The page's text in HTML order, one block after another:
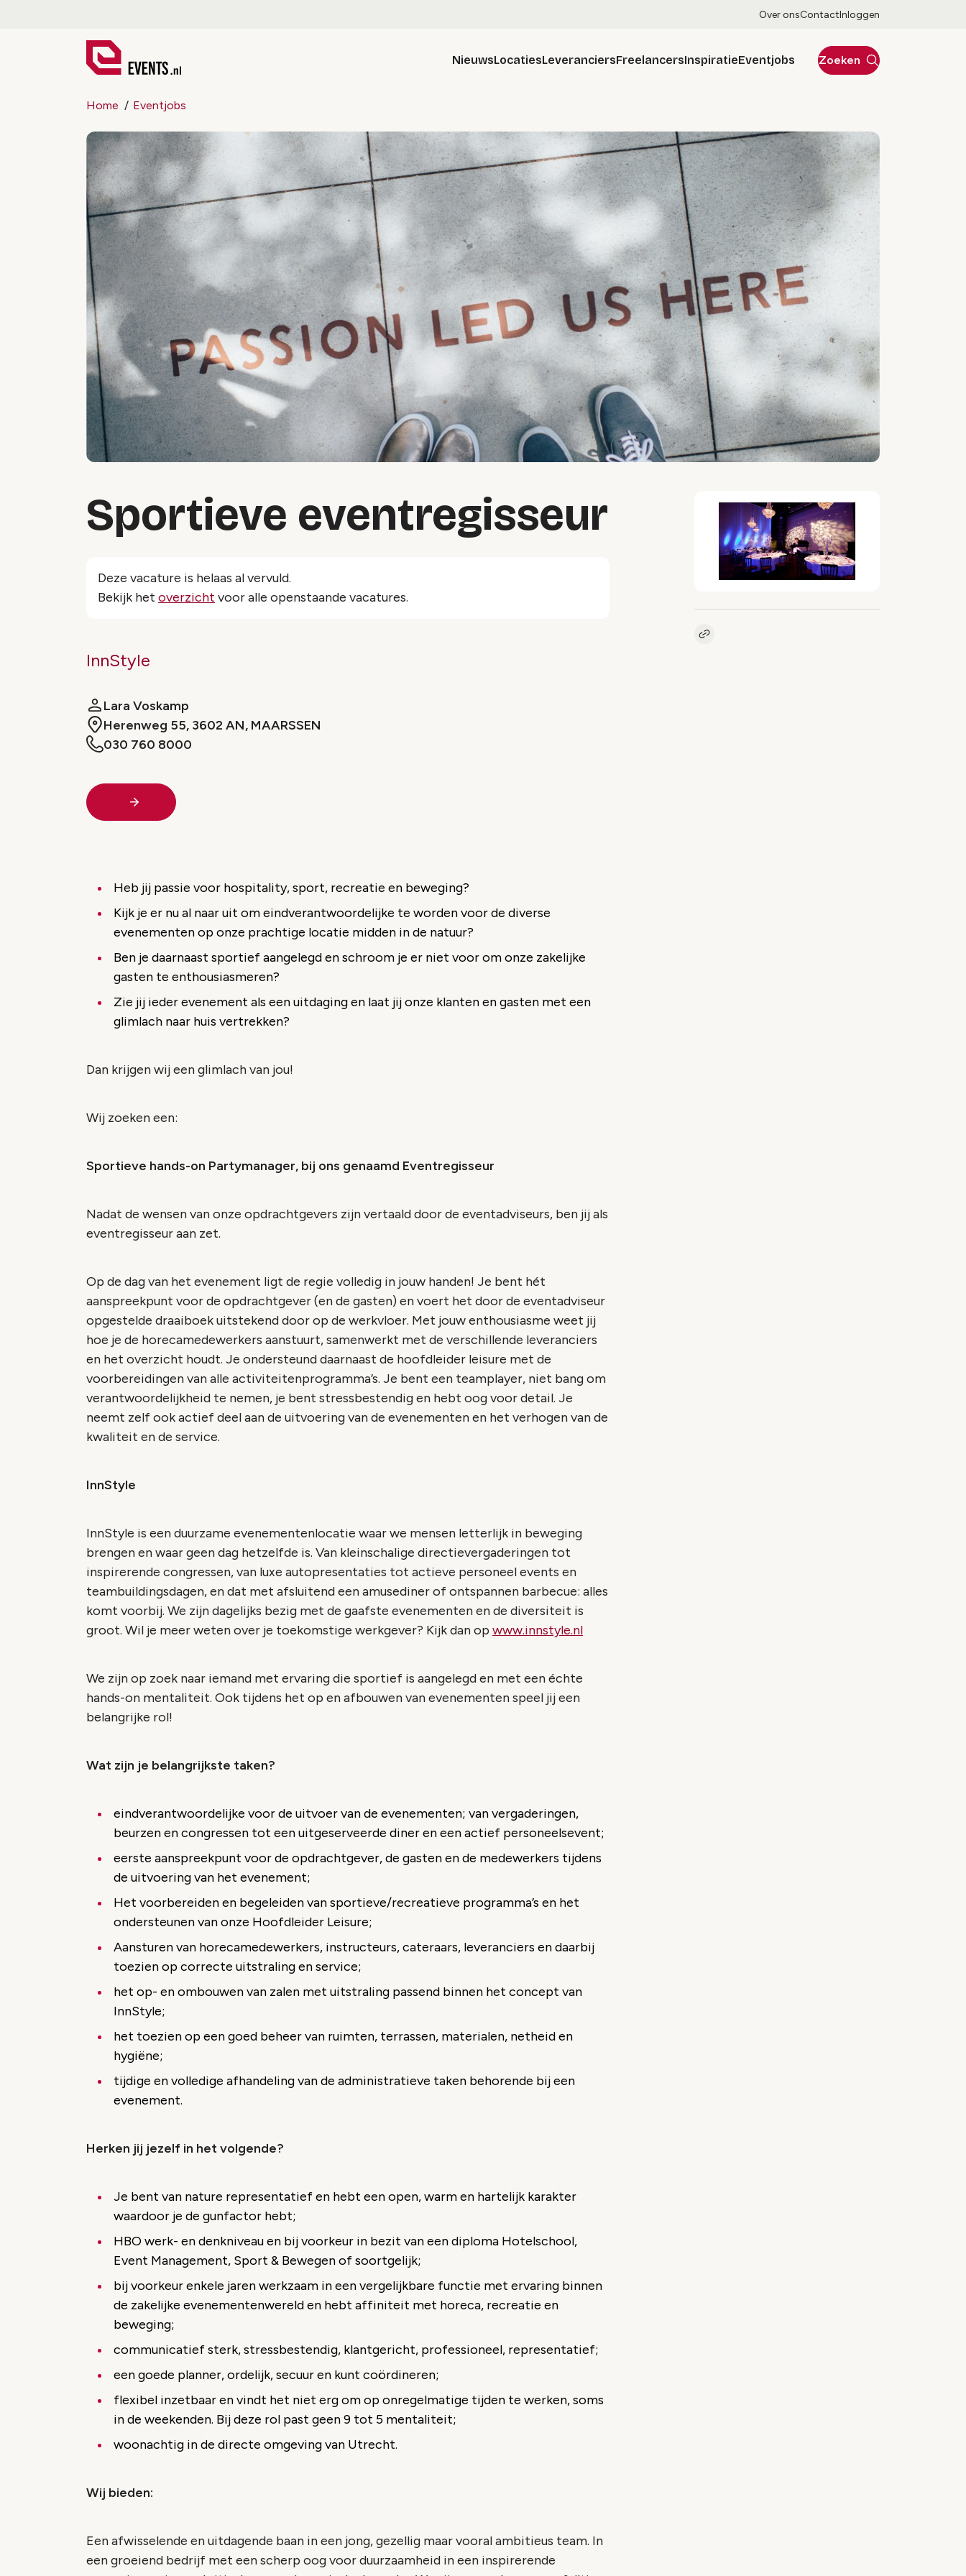
Over onsContactInloggen
NieuwsLocatiesLeveranciersFreelancersInspiratieEventjobs Zoeken
Home Eventjobs
Sportieve eventregisseur
Deze vacature is helaas al vervuld.
Bekijk het overzicht voor alle openstaande vacatures.
InnStyle
Lara Voskamp
Herenweg 55, 3602 AN, MAARSSEN
030 760 8000
Kopieer link naar vacature
Heb jij passie voor hospitality, sport, recreatie en beweging?
Kijk je er nu al naar uit om eindverantwoordelijke te worden voor de diverse
evenementen op onze prachtige locatie midden in de natuur?
Ben je daarnaast sportief aangelegd en schroom je er niet voor om onze zakelijke
gasten te enthousiasmeren?
Zie jij ieder evenement als een uitdaging en laat jij onze klanten en gasten met een
glimlach naar huis vertrekken?
Dan krijgen wij een glimlach van jou!
Wij zoeken een:
Sportieve hands-on Partymanager, bij ons genaamd Eventregisseur
Nadat de wensen van onze opdrachtgevers zijn vertaald door de eventadviseurs, ben jij als
eventregisseur aan zet.
Op de dag van het evenement ligt de regie volledig in jouw handen! Je bent hét
aanspreekpunt voor de opdrachtgever (en de gasten) en voert het door de eventadviseur
opgestelde draaiboek uitstekend door op de werkvloer. Met jouw enthousiasme weet jij
hoe je de horecamedewerkers aanstuurt, samenwerkt met de verschillende leveranciers
en het overzicht houdt. Je ondersteund daarnaast de hoofdleider leisure met de
voorbereidingen van alle activiteitenprogramma’s. Je bent een teamplayer, niet bang om
verantwoordelijkheid te nemen, je bent stressbestendig en hebt oog voor detail. Je
neemt zelf ook actief deel aan de uitvoering van de evenementen en het verhogen van de
kwaliteit en de service.
InnStyle
InnStyle is een duurzame evenementenlocatie waar we mensen letterlijk in beweging
brengen en waar geen dag hetzelfde is. Van kleinschalige directievergaderingen tot
inspirerende congressen, van luxe autopresentaties tot actieve personeel events en
teambuildingsdagen, en dat met afsluitend een amusediner of ontspannen barbecue: alles
komt voorbij. We zijn dagelijks bezig met de gaafste evenementen en de diversiteit is
groot. Wil je meer weten over je toekomstige werkgever? Kijk dan op www.innstyle.nl
We zijn op zoek naar iemand met ervaring die sportief is aangelegd en met een échte
hands-on mentaliteit. Ook tijdens het op en afbouwen van evenementen speel jij een
belangrijke rol!
Wat zijn je belangrijkste taken?
eindverantwoordelijke voor de uitvoer van de evenementen; van vergaderingen,
beurzen en congressen tot een uitgeserveerde diner en een actief personeelsevent;
eerste aanspreekpunt voor de opdrachtgever, de gasten en de medewerkers tijdens
de uitvoering van het evenement;
Het voorbereiden en begeleiden van sportieve/recreatieve programma’s en het
ondersteunen van onze Hoofdleider Leisure;
Aansturen van horecamedewerkers, instructeurs, cateraars, leveranciers en daarbij
toezien op correcte uitstraling en service;
het op- en ombouwen van zalen met uitstraling passend binnen het concept van
InnStyle;
het toezien op een goed beheer van ruimten, terrassen, materialen, netheid en
hygiëne;
tijdige en volledige afhandeling van de administratieve taken behorende bij een
evenement.
Herken jij jezelf in het volgende?
Je bent van nature representatief en hebt een open, warm en hartelijk karakter
waardoor je de gunfactor hebt;
HBO werk- en denkniveau en bij voorkeur in bezit van een diploma Hotelschool,
Event Management, Sport & Bewegen of soortgelijk;
bij voorkeur enkele jaren werkzaam in een vergelijkbare functie met ervaring binnen
de zakelijke evenementenwereld en hebt affiniteit met horeca, recreatie en
beweging;
communicatief sterk, stressbestendig, klantgericht, professioneel, representatief;
een goede planner, ordelijk, secuur en kunt coördineren;
flexibel inzetbaar en vindt het niet erg om op onregelmatige tijden te werken, soms
in de weekenden. Bij deze rol past geen 9 tot 5 mentaliteit;
woonachtig in de directe omgeving van Utrecht.
Wij bieden:
Een afwisselende en uitdagende baan in een jong, gezellig maar vooral ambitieus team. In
een groeiend bedrijf met een scherp oog voor duurzaamheid in een inspirerende